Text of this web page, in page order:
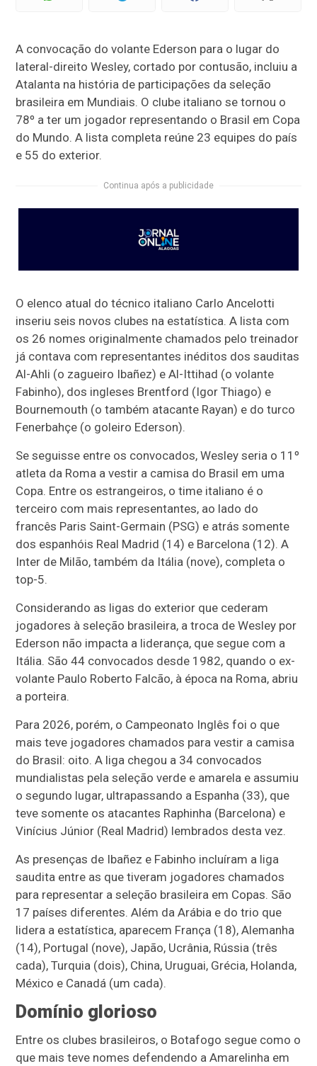
A convocação do volante Ederson para o lugar do
lateral-direito Wesley, cortado por contusão, incluiu a
Atalanta na história de participações da seleção
brasileira em Mundiais. O clube italiano se tornou o
78º a ter um jogador representando o Brasil em Copa
do Mundo. A lista completa reúne 23 equipes do país
e 55 do exterior.
Continua após a publicidade
O elenco atual do técnico italiano Carlo Ancelotti
inseriu seis novos clubes na estatística. A lista com
os 26 nomes originalmente chamados pelo treinador
já contava com representantes inéditos dos sauditas
Al-Ahli (o zagueiro Ibañez) e Al-Ittihad (o volante
Fabinho), dos ingleses Brentford (Igor Thiago) e
Bournemouth (o também atacante Rayan) e do turco
Fenerbahçe (o goleiro Ederson).
Se seguisse entre os convocados, Wesley seria o 11º
atleta da Roma a vestir a camisa do Brasil em uma
Copa. Entre os estrangeiros, o time italiano é o
terceiro com mais representantes, ao lado do
francês Paris Saint-Germain (PSG) e atrás somente
dos espanhóis Real Madrid (14) e Barcelona (12). A
Inter de Milão, também da Itália (nove), completa o
top-5.
Considerando as ligas do exterior que cederam
jogadores à seleção brasileira, a troca de Wesley por
Ederson não impacta a liderança, que segue com a
Itália. São 44 convocados desde 1982, quando o ex-
volante Paulo Roberto Falcão, à época na Roma, abriu
a porteira.
Para 2026, porém, o Campeonato Inglês foi o que
mais teve jogadores chamados para vestir a camisa
do Brasil: oito. A liga chegou a 34 convocados
mundialistas pela seleção verde e amarela e assumiu
o segundo lugar, ultrapassando a Espanha (33), que
teve somente os atacantes Raphinha (Barcelona) e
Vinícius Júnior (Real Madrid) lembrados desta vez.
As presenças de Ibañez e Fabinho incluíram a liga
saudita entre as que tiveram jogadores chamados
para representar a seleção brasileira em Copas. São
17 países diferentes. Além da Arábia e do trio que
lidera a estatística, aparecem França (18), Alemanha
(14), Portugal (nove), Japão, Ucrânia, Rússia (três
cada), Turquia (dois), China, Uruguai, Grécia, Holanda,
México e Canadá (um cada).
Domínio glorioso
Entre os clubes brasileiros, o Botafogo segue como o
que mais teve nomes defendendo a Amarelinha em